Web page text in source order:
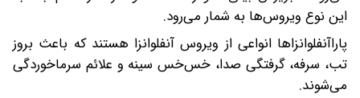
این نوع ویروس‌ها به شمار می‌رود.
پاراآنفلوانزاها انواعی از ویروس آنفلوانزا هستند که باعث بروز
تب، سرفه، گرفتگی صدا، خس‌خس سینه و علائم سرماخوردگی
می‌شوند.